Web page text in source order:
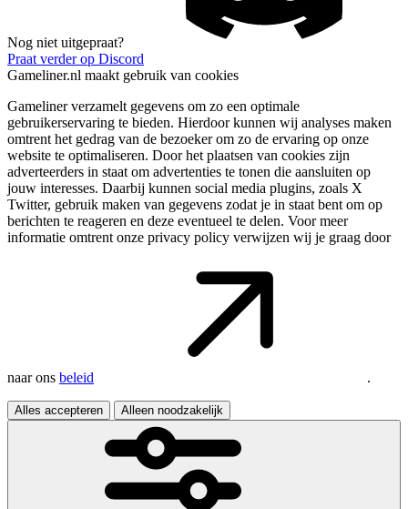
Nog niet uitgepraat?
Praat verder op Discord
Gameliner.nl maakt gebruik van cookies
Gameliner verzamelt gegevens om zo een optimale
gebruikerservaring te bieden. Hierdoor kunnen wij analyses maken
omtrent het gedrag van de bezoeker om zo de ervaring op onze
website te optimaliseren. Door het plaatsen van cookies zijn
adverteerders in staat om advertenties te tonen die aansluiten op
jouw interesses. Daarbij kunnen social media plugins, zoals X
Twitter, gebruik maken van gegevens zodat je in staat bent om op
berichten te reageren en deze eventueel te delen. Voor meer
informatie omtrent onze privacy policy verwijzen wij je graag door
naar ons beleid .
Alles accepteren Alleen noodzakelijk